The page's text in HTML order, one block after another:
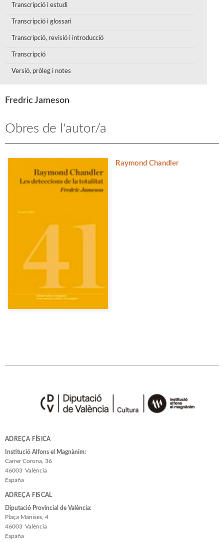
Transcripció i estudi
Transcripció i glossari
Transcripció, revisió i introducció
Transcripció
Versió, pròleg i notes
Fredric Jameson
Obres de l'autor/a
Raymond Chandler
ADREÇA FÍSICA
Institució Alfons el Magnànim:
Carrer Corona, 36
46003 València
España
ADREÇA FISCAL
Diputació Provincial de València:
Plaça Manises, 4
46003 València
España